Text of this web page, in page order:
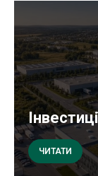
ЧИТАТИ